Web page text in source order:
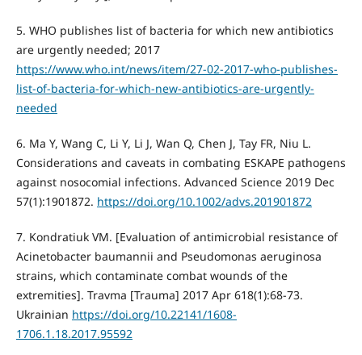
5. WHO publishes list of bacteria for which new antibiotics
are urgently needed; 2017
https://www.who.int/news/item/27-02-2017-who-publishes-
list-of-bacteria-for-which-new-antibiotics-are-urgently-
needed
6. Ma Y, Wang C, Li Y, Li J, Wan Q, Chen J, Tay FR, Niu L.
Considerations and caveats in combating ESKAPE pathogens
against nosocomial infections. Advanced Science 2019 Dec
57(1):1901872. https://doi.org/10.1002/advs.201901872
7. Kondratiuk VM. [Evaluation of antimicrobial resistance of
Acinetobacter baumannii and Pseudomonas aeruginosa
strains, which contaminate combat wounds of the
extremities]. Travma [Trauma] 2017 Apr 618(1):68-73.
Ukrainian https://doi.org/10.22141/1608-
1706.1.18.2017.95592